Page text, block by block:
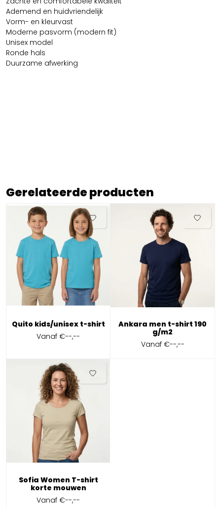
Ademend en huidvriendelijk
Vorm- en kleurvast
Moderne pasvorm (modern fit)
Unisex model
Ronde hals
Duurzame afwerking
Gerelateerde producten
Quito kids/unisex t-shirt
Vanaf€--,--
Ankara men t-shirt 190
g/m2
Vanaf €--,--
Sofia Women T-shirt
korte mouwen
Vanaf€--,--